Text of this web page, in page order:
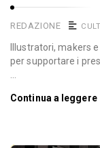
REDAZIONE
Illustratori, makers
per supportare i
Continua a leggere